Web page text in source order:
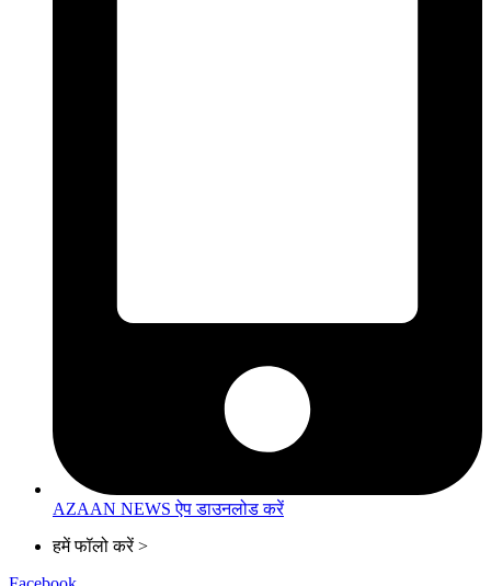
AZAAN NEWS ऐप डाउनलोड करें
हमें फॉलो करें >